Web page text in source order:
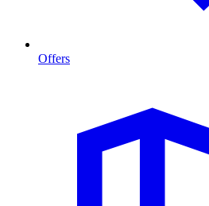
Offers